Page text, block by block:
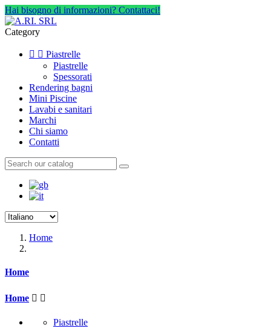
Hai bisogno di informazioni? Contattaci!
Category
  Piastrelle
Piastrelle
Spessorati
Rendering bagni
Mini Piscine
Lavabi e sanitari
Marchi
Chi siamo
Contatti
Home
Home
Home  
Piastrelle